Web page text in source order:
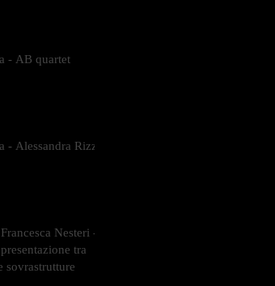
- AB quartet
- Alessandra Rizzo
Nesteri -
tra
sovrastrutture